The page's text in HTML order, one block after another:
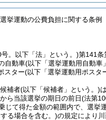
挙運動の公費負担に関する条例
。以下「法」という。)第141条
自動車(以下「選挙運動用自動車
スター(以下「選挙運動用ポスタ
補者(以下「候補者」という。)
ら当該選挙の期日の前日(法第
じて得た金額の範囲内で、選挙
る場合を含む。)の規定により